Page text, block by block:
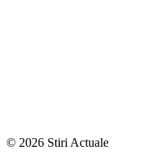
© 2026 Stiri Actuale